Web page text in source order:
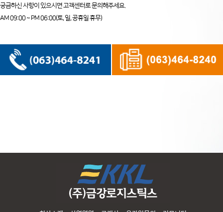
궁금하신 사항이 있으시면 고객센터로 문의해주세요.
AM 09:00 ~ PM 06:00(토, 일, 공휴일 휴무)